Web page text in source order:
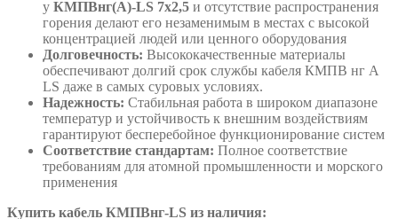
у КМПВнг(А)-LS 7х2,5 и отсутствие распространения
горения делают его незаменимым в местах с высокой
концентрацией людей или ценного оборудования
Долговечность: Высококачественные материалы
обеспечивают долгий срок службы кабеля КМПВ нг А
LS даже в самых суровых условиях.
Надежность: Стабильная работа в широком диапазоне
температур и устойчивость к внешним воздействиям
гарантируют бесперебойное функционирование систем
Соответствие стандартам: Полное соответствие
требованиям для атомной промышленности и морского
применения
Купить кабель КМПВнг-LS из наличия: